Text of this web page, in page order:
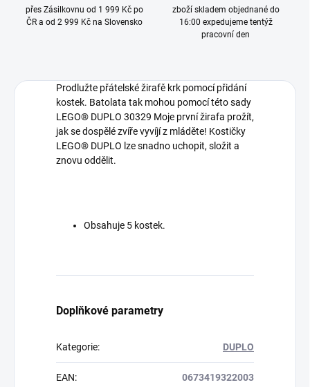
přes Zásilkovnu od 1 999 Kč po
ČR a od 2 999 Kč na Slovensko
zboží skladem objednané do
16:00 expedujeme tentýž
pracovní den
Prodlužte přátelské žirafě krk pomocí přidání
kostek. Batolata tak mohou pomocí této sady
LEGO® DUPLO 30329 Moje první žirafa prožít,
jak se dospělé zvíře vyvíjí z mláděte! Kostičky
LEGO® DUPLO lze snadno uchopit, složit a
znovu oddělit.
Obsahuje 5 kostek.
Doplňkové parametry
Kategorie: DUPLO
EAN: 0673419322003